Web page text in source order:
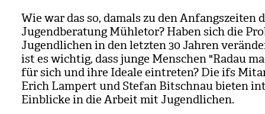
Wie war das so, damals zu den Anfangs­zei­ten
Jugend­be­ra­tung Mühle­tor? Haben sich die
Jugend­li­chen in den letz­ten 30 Jah­ren
ist es wich­tig, dass junge Men­schen "Radau
für sich und ihre Ideale ein­tre­ten? Die ifs
Erich Lam­pert und Ste­fan Bit­schnau bie­ten
Ein­bli­cke in die Arbeit mit Jugend­li­chen.